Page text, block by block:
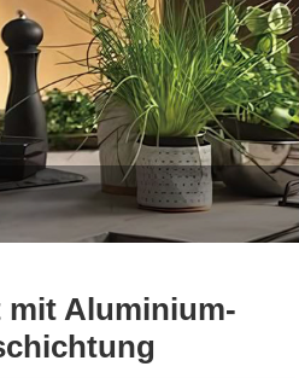
mit Aluminium-